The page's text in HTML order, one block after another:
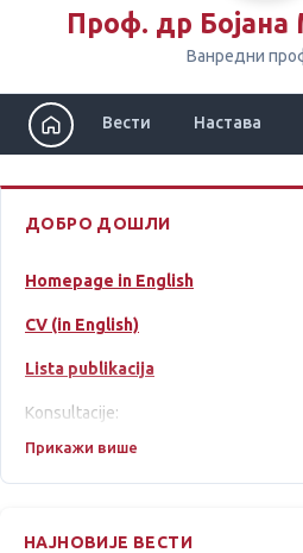
Проф. др
Ванредни
Вести Настава
ДОБРО ДОШЛИ
Homepage in English
CV (in English)
Lista publikacija
Konsultacije:
kab 825 po dogovoru, utorak 13h
online korišćenjem Zoom ili
Прикажи више
НАЈНОВИЈЕ ВЕСТИ